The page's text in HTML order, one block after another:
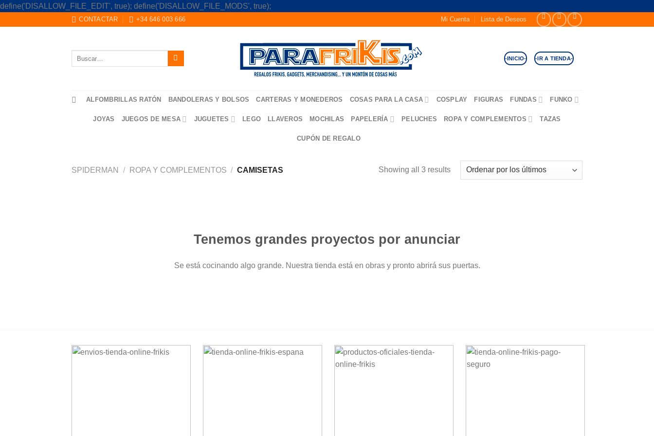
define('DISALLOW_FILE_EDIT', true); define('DISALLOW_FILE_MODS', true);
CONTACTAR +34 646 003 666 Mi Cuenta Lista de Deseos
-INICIO- -IR A TIENDA-
ALFOMBRILLAS RATÓN BANDOLERAS Y BOLSOS CARTERAS Y MONEDEROS COSAS PARA LA CASA COSPLAY FIGURAS FUNDAS FUNKO
JOYAS JUEGOS DE MESA JUGUETES LEGO LLAVEROS MOCHILAS PAPELERÍA PELUCHES ROPA Y COMPLEMENTOS TAZAS
CUPÓN DE REGALO
SPIDERMAN / ROPA Y COMPLEMENTOS / CAMISETAS Showing all 3 results
Tenemos grandes proyectos por anunciar
Se está cocinando algo grande. Nuestra tienda está en obras y pronto abrirá sus puertas.